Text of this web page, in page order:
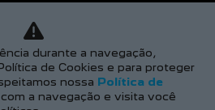
UM TEST DRIVE
bem maior é a vida.
durante a navegação,
de Cookies e para proteger
nossa Política de
com a navegação e visita você